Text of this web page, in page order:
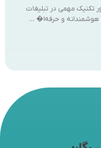
تکنیک مهمی در تبلیغات
هوشمندانه و حرفه‌ا� …